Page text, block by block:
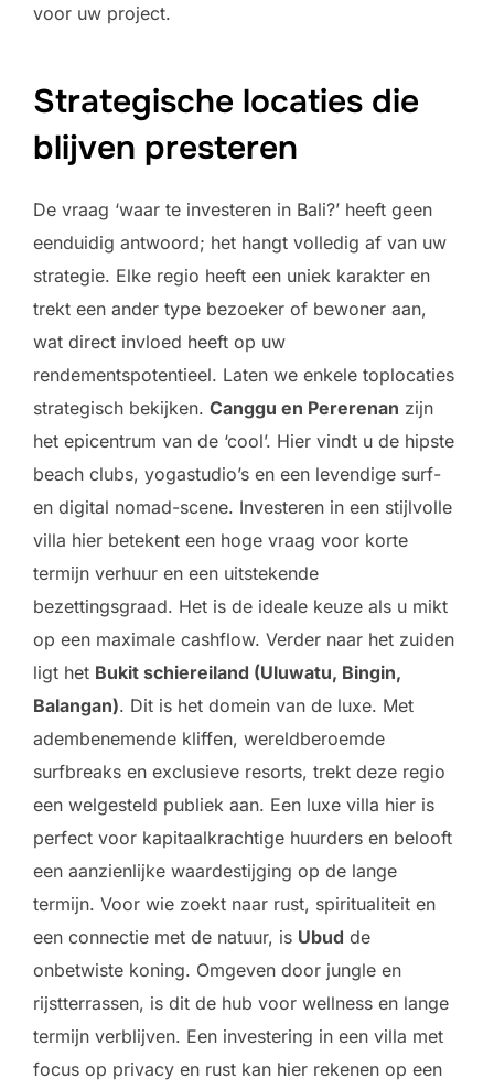
voor uw project.
Strategische locaties die
blijven presteren
De vraag ‘waar te investeren in Bali?’ heeft geen
eenduidig antwoord; het hangt volledig af van uw
strategie. Elke regio heeft een uniek karakter en
trekt een ander type bezoeker of bewoner aan,
wat direct invloed heeft op uw
rendementspotentieel. Laten we enkele toplocaties
strategisch bekijken. Canggu en Pererenan zijn
het epicentrum van de ‘cool’. Hier vindt u de hipste
beach clubs, yogastudio’s en een levendige surf-
en digital nomad-scene. Investeren in een stijlvolle
villa hier betekent een hoge vraag voor korte
termijn verhuur en een uitstekende
bezettingsgraad. Het is de ideale keuze als u mikt
op een maximale cashflow. Verder naar het zuiden
ligt het Bukit schiereiland (Uluwatu, Bingin,
Balangan). Dit is het domein van de luxe. Met
adembenemende kliffen, wereldberoemde
surfbreaks en exclusieve resorts, trekt deze regio
een welgesteld publiek aan. Een luxe villa hier is
perfect voor kapitaalkrachtige huurders en belooft
een aanzienlijke waardestijging op de lange
termijn. Voor wie zoekt naar rust, spiritualiteit en
een connectie met de natuur, is Ubud de
onbetwiste koning. Omgeven door jungle en
rijstterrassen, is dit de hub voor wellness en lange
termijn verblijven. Een investering in een villa met
focus op privacy en rust kan hier rekenen op een